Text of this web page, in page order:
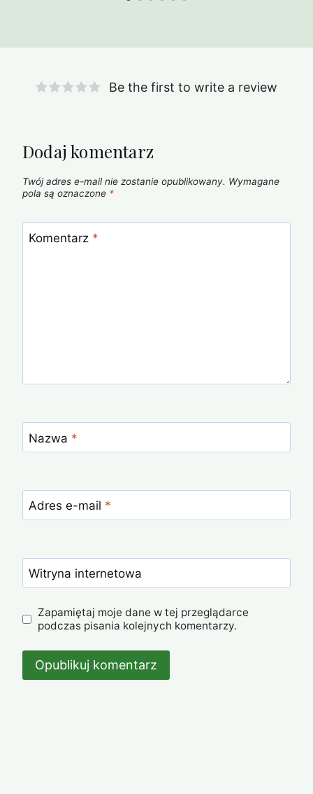
Be the first to write a review
Dodaj komentarz
Twój adres e-mail nie zostanie opublikowany. Wymagane
pola są oznaczone *
Komentarz *
Nazwa *
Adres e-mail *
Witryna internetowa
Zapamiętaj moje dane w tej przeglądarce
podczas pisania kolejnych komentarzy.